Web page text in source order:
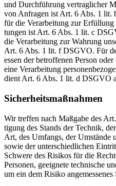
und Durch­führung vertrag­licher
von Anfragen ist Art. 6 Abs. 1 lit.
für die Verar­beitung zur
tungen ist Art. 6 Abs. 1 lit. c
die Verar­beitung zur Wahrung
Art. 6 Abs. 1 lit. f DSGVO. Für
essen der betrof­fenen Person
eine Verar­beitung
dient Art. 6 Abs. 1 lit. d DSGVO
Sicher­heits­maß­nahmen
Wir treffen nach Maßgabe des
tigung des Stands der Technik,
Art, des Umfangs, der Umstände
sowie der unter­schied­lichen
Schwere des Risikos für die
Personen, geeignete technische
um ein dem Risiko